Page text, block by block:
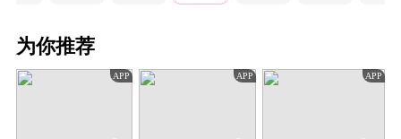
为你推荐
APP APP APP